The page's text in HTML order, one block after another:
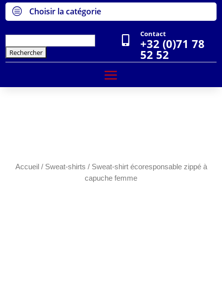
c Choisir la catégorie

Contact
+32 (0)71 78
52 52
Accueil/ Sweat-shirts / Sweat-shirt écoresponsable zippé à
capuche femme